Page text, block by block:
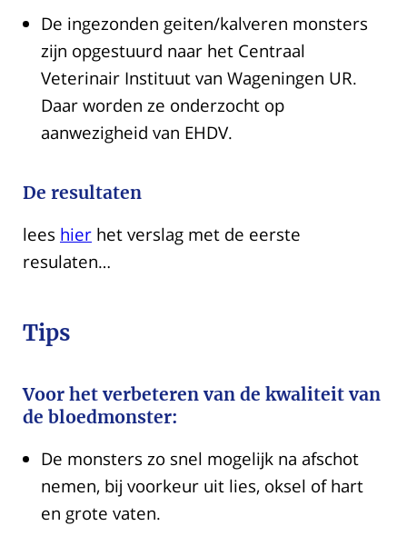
De ingezonden geiten/kalveren monsters
zijn opgestuurd naar het Centraal
Veterinair Instituut van Wageningen UR.
Daar worden ze onderzocht op
aanwezigheid van EHDV.
De resultaten
lees hier het verslag met de eerste
resulaten…
Tips
Voor het verbeteren van de kwaliteit van
de bloedmonster:
De monsters zo snel mogelijk na afschot
nemen, bij voorkeur uit lies, oksel of hart
en grote vaten.